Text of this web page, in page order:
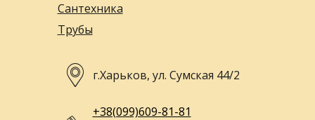
Сантехника
Трубы
г.Харьков, ул. Сумская 44/2
+38(099)609-81-81